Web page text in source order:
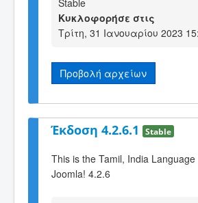
Stable
Κυκλοφορήσε στις
Τρίτη, 31 Ιανουαρίου 2023
Προβολή αρχείων
Έκδοση 4.2.6.1 Stable
This is the Tamil, India
Joomla! 4.2.6